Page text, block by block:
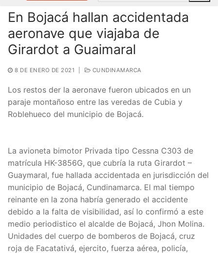
En Bojacá hallan accidentada
aeronave que viajaba de
Girardot a Guaimaral
8 DE ENERO DE 2021 CUNDINAMARCA
Los restos der la aeronave fueron ubicados en un
paraje montañoso entre las veredas de Cubia y
Roblehueco del municipio de Bojacá.
La avioneta bimotor Privada tipo Cessna C303 de
matrícula HK-3856G, que cubría la ruta Girardot –
Guaymaral, fue hallada accidentada en jurisdicción del
municipio de Bojacá, Cundinamarca. El mal tiempo
reinante en la zona habría generado el accidente
debido a la falta de visibilidad, así lo confirmó a este
medio periodistico el alcalde de Bojacá, Jhon Molina.
Unidades del cuerpo de bomberos de Bojacá, cruz
roja de Facatativá, ejercito, fuerza aérea, policía,